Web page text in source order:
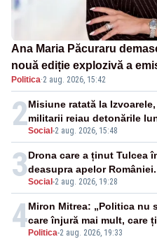
Ana Maria Păcuraru
nouă ediție explozivă a
Realitatea PLUS
Politica·2 aug. 2026, 15:42
2Social -2 aug. 2026, 15:48
Misiune ratată la
militarii reiau detonările
3Social -2 aug. 2026, 19:28
Drona care a ținut Tulcea
deasupra apelor
4 Politica-2 aug. 2026, 19:33
Miron Mitrea: „Politica nu
care înjură mai mult, care